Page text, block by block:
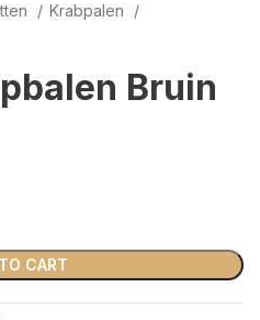
Krabpalen
Bruin
CART